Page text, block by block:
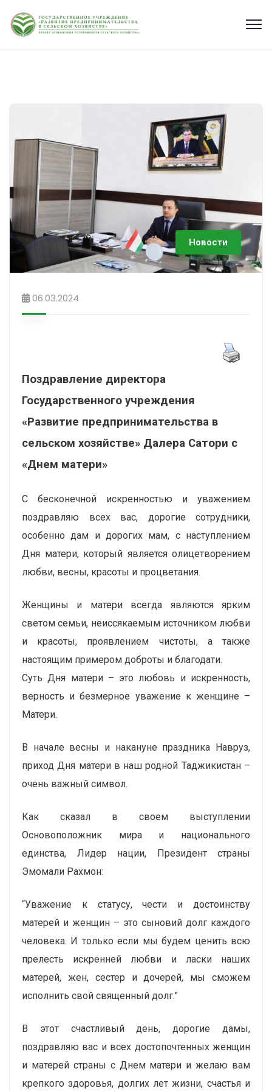
Новости
06.03.2024
Поздравление директора
Государственного учреждения
«Развитие предпринимательства в
сельском хозяйстве» Далера Сатори с
«Днем матери»
С бесконечной искренностью и уважением
поздравляю всех вас, дорогие сотрудники,
особенно дам и дорогих мам, с наступлением
Дня матери, который является олицетворением
любви, весны, красоты и процветания.
Женщины и матери всегда являются ярким
светом семьи, неиссякаемым источником любви
и красоты, проявлением чистоты, а также
настоящим примером доброты и благодати.
Суть Дня матери – это любовь и искренность,
верность и безмерное уважение к женщине –
Матери.
В начале весны и накануне праздника Навруз,
приход Дня матери в наш родной Таджикистан –
очень важный символ.
Как сказал в своем выступлении
Основоположник мира и национального
единства, Лидер нации, Президент страны
Эмомали Рахмон:
“Уважение к статусу, чести и достоинству
матерей и женщин – это сыновий долг каждого
человека. И только если мы будем ценить всю
прелесть искренней любви и ласки наших
матерей, жен, сестер и дочерей, мы сможем
исполнить свой священный долг.”
В этот счастливый день, дорогие дамы,
поздравляю вас и всех достопочтенных женщин
и матерей страны с Днем матери и желаю вам
крепкого здоровья, долгих лет жизни, счастья и